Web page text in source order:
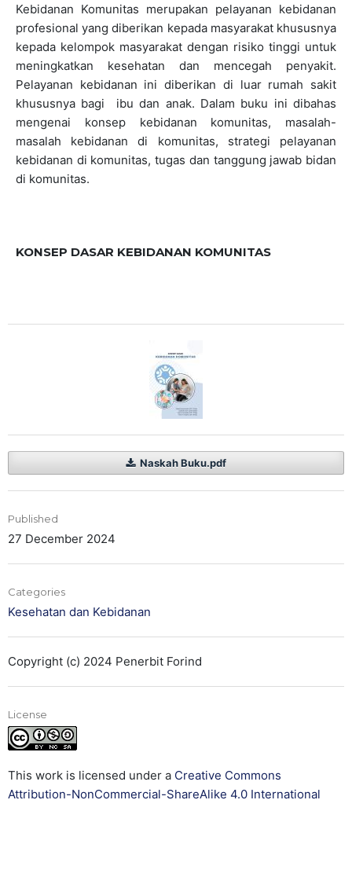
Kebidanan Komunitas merupakan pelayanan kebidanan
profesional yang diberikan kepada masyarakat khususnya
kepada kelompok masyarakat dengan risiko tinggi untuk
meningkatkan kesehatan dan mencegah penyakit.
Pelayanan kebidanan ini diberikan di luar rumah sakit
khususnya bagi ibu dan anak. Dalam buku ini dibahas
mengenai konsep kebidanan komunitas, masalah-
masalah kebidanan di komunitas, strategi pelayanan
kebidanan di komunitas, tugas dan tanggung jawab bidan
di komunitas.
KONSEP DASAR KEBIDANAN KOMUNITAS
Naskah Buku.pdf
Published
27 December 2024
Categories
Kesehatan dan Kebidanan
Copyright (c) 2024 Penerbit Forind
License
This work is licensed under a Creative Commons
Attribution-NonCommercial-ShareAlike 4.0 International